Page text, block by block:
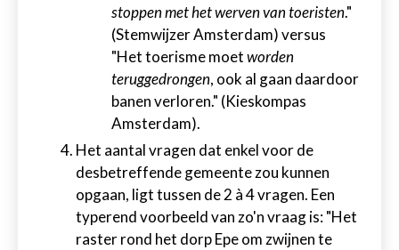
stoppen met het werven van toeristen."
(Stemwijzer Amsterdam) versus
"Het toerisme moetworden
teruggedrongen, ook al gaan daardoor
banen verloren." (Kieskompas
Amsterdam).
Het aantal vragen dat enkel voor de
desbetreffende gemeente zou kunnen
opgaan, ligt tussen de 2 à 4 vragen. Een
typerend voorbeeld van zo'n vraag is: "Het
raster rond het dorp Epe om zwijnen te